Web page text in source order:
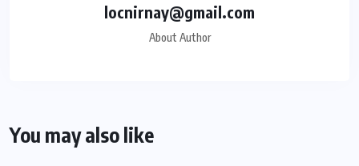
locnirnay@gmail.com
About Author
You may also like